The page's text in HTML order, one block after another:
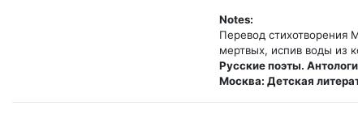
Notes:
Перевод стихотворения
Русские поэты.
Москва: Детская